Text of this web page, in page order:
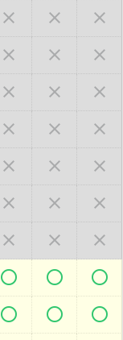
  
  
  
  
  
  
  
  
  